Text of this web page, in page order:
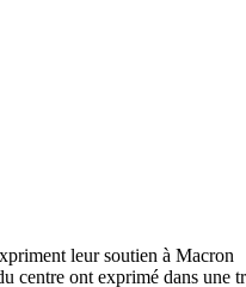
centre ont exprimé dans une